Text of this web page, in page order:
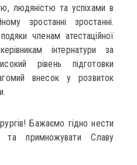
людяністю та успіхами в
зростанні зростанні.
членам атестаційної
інтернатури за
рівень підготовки
внесок у розвиток
Бажаємо гідно нести
та примножувати Славу